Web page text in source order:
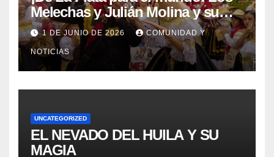
Melechas y Julián Molina y su
nuevo éxito: «Pere Tántico»
1 DE JUNIO DE 2026 COMUNIDAD Y
NOTICIAS
UNCATEGORIZED
EL NEVADO DEL HUILA Y SU
MAGIA